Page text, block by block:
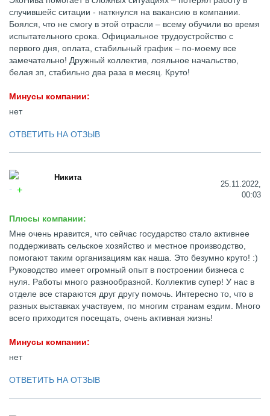
случившейс ситации - наткнулся на вакансию в компании.
Боялся, что не смогу в этой отрасли – всему обучили во время
испытательного срока. Официальное трудоустройство с
первого дня, оплата, стабильный график – по-моему все
замечательно! Дружный коллектив, лояльное начальство,
белая зп, стабильно два раза в месяц. Круто!
Минусы компании:
нет
ОТВЕТИТЬ НА ОТЗЫВ
Никита
25.11.2022,
00:03
Плюсы компании:
Мне очень нравится, что сейчас государство стало активнее
поддерживать сельское хозяйство и местное производство,
помогают таким организациям как наша. Это безумно круто! :)
Руководство имеет огромный опыт в построении бизнеса с
нуля. Работы много разнообразной. Коллектив супер! У нас в
отделе все стараются друг другу помочь. Интересно то, что в
разных выставках участвуем, по многим странам ездим. Много
всего приходится посещать, очень активная жизнь!
Минусы компании:
нет
ОТВЕТИТЬ НА ОТЗЫВ